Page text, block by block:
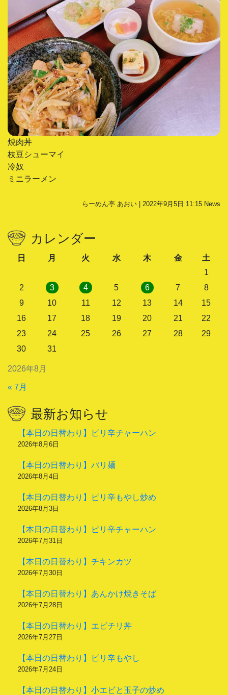
焼肉丼
枝豆シューマイ
冷奴
ミニラーメン
らーめん亭 あおい | 2022年9月5日 11:15 News
カレンダー
2026年8月
日 月 火 水 木 金
土
1
2
3 4 5 6 7
8
9
10 11 12 13 14
15
16
17 18 19 20 21
22
23
24 25 26 27 28
29
30
31
« 7月
最新お知らせ
【本日の日替わり】ピリ辛チャーハン
2026年8月6日
【本日の日替わり】バリ麺
2026年8月4日
【本日の日替わり】ピリ辛もやし炒め
2026年8月3日
【本日の日替わり】ピリ辛チャーハン
2026年7月31日
【本日の日替わり】チキンカツ
2026年7月30日
【本日の日替わり】あんかけ焼きそば
2026年7月28日
【本日の日替わり】エビチリ丼
2026年7月27日
【本日の日替わり】ピリ辛もやし
2026年7月24日
【本日の日替わり】小エビと玉子の炒め